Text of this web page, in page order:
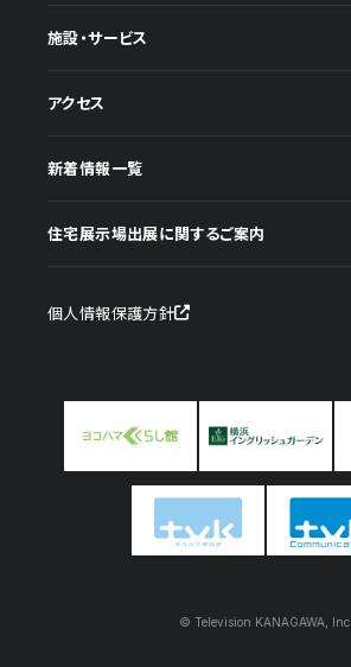
施設・サービス
アクセス
新着情報一覧
住宅展示場出展に関するご案内
個人情報保護方針
© Television KANAGAWA, Inc.